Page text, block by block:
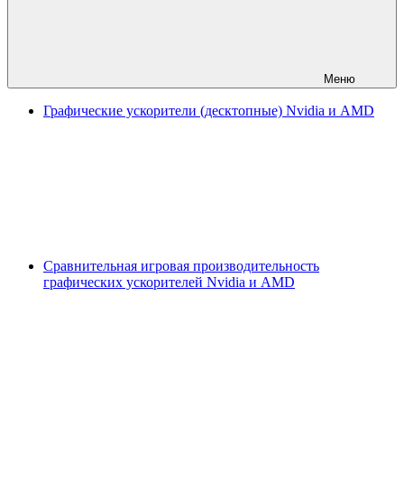
Меню
Графические ускорители (десктопные) Nvidia и AMD
Сравнительная игровая производительность
графических ускорителей Nvidia и AMD